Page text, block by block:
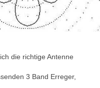
die richtige Antenne
3 Band Erreger,